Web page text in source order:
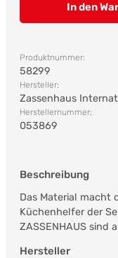
In den
Produktnummer:
58299
Hersteller:
Zassenhaus
Herstellernummer:
053869
Beschreibung
Das Material macht
Küchenhelfer der
ZASSENHAUS sind
Hersteller